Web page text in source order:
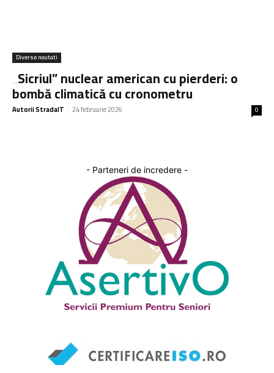
Diverse noutati
„Sicriul” nuclear american cu pierderi: o
bombă climatică cu cronometru
Autorii StradaIT - 24 februarie 2026 0
- Parteneri de incredere -